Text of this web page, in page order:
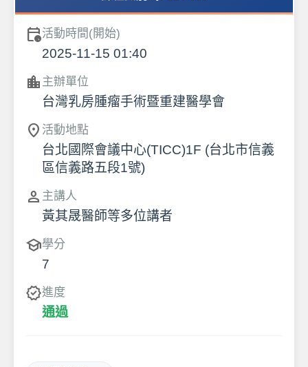
calendar_clock活動時間(開始)
2025-11-15 01:40
location_city 主辦單位
台灣乳房腫瘤手術暨重建醫學會
location_on 活動地點
台北國際會議中心(TICC)1F (台北市信義
區信義路五段1號)
person 主講人
黃其晟醫師等多位講者
school學分
7
verified進度
通過